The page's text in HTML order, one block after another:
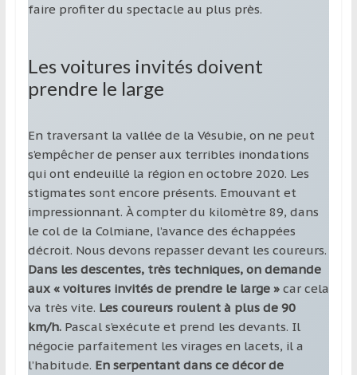
faire profiter du spectacle au plus près.
Les voitures invités doivent
prendre le large
En traversant la vallée de la Vésubie, on ne peut
s’empêcher de penser aux terribles inondations
qui ont endeuillé la région en octobre 2020. Les
stigmates sont encore présents. Emouvant et
impressionnant. À compter du kilomètre 89, dans
le col de la Colmiane, l’avance des échappées
décroit. Nous devons repasser devant les coureurs.
Dans les descentes, très techniques, on demande
aux « voitures invités de prendre le large » car cela
va très vite. Les coureurs roulent à plus de 90
km/h.Pascal s’exécute et prend les devants. Il
négocie parfaitement les virages en lacets, il a
l’habitude. En serpentant dans ce décor de